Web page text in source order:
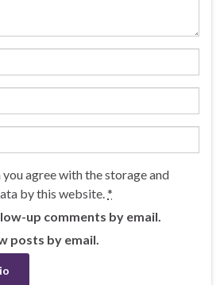
agree with the storage and
by this website.*
up comments by email.
posts by email.